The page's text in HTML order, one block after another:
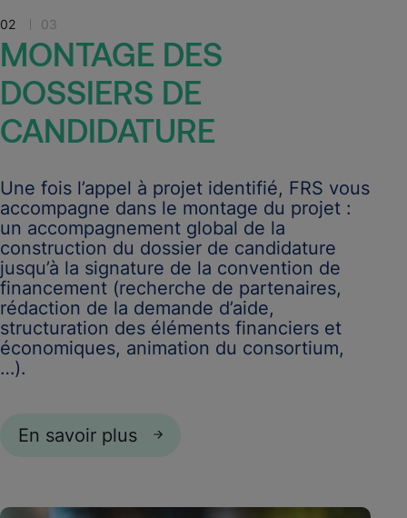
02 03
MONTAGE DES
DOSSIERS DE
CANDIDATURE
Une fois l’appel à projet identifié, FRS vous
accompagne dans le montage du projet :
un accompagnement global de la
construction du dossier de candidature
jusqu’à la signature de la convention de
financement (recherche de partenaires,
rédaction de la demande d’aide,
structuration des éléments financiers et
économiques, animation du consortium,
…).
En savoir plus